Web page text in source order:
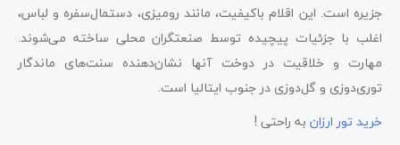
جزیره است. این اقلام باکیفیت، مانند رومیزی، دستمال‌سفره و لباس،
اغلب با جزئیات پیچیده توسط صنعتگران محلی ساخته می‌شوند.
مهارت و خلاقیت در دوخت آنها نشان‌دهنده سنت‌های ماندگار
توری‌دوزی و گل‌دوزی در جنوب ایتالیا است.
خرید تور ارزان به راحتی !